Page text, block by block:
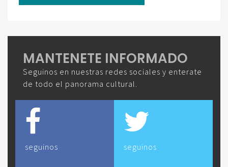
MANTENETE INFORMADO
Seguinos en nuestras redes sociales y enterate
de todo el panorama cultural.
seguinos seguinos